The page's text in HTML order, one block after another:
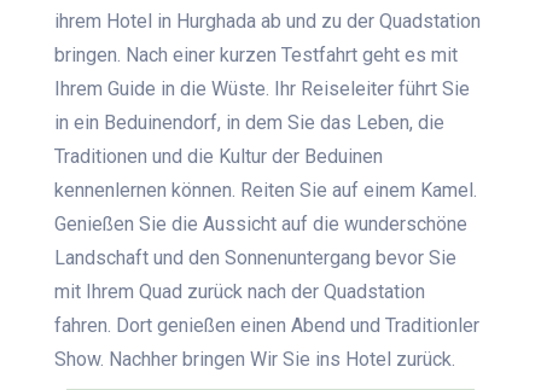
ihrem Hotel in Hurghada ab und zu der Quadstation
bringen. Nach einer kurzen Testfahrt geht es mit
Ihrem Guide in die Wüste. Ihr Reiseleiter führt Sie
in ein Beduinendorf, in dem Sie das Leben, die
Traditionen und die Kultur der Beduinen
kennenlernen können. Reiten Sie auf einem Kamel.
Genießen Sie die Aussicht auf die wunderschöne
Landschaft und den Sonnenuntergang bevor Sie
mit Ihrem Quad zurück nach der Quadstation
fahren. Dort genießen einen Abend und Traditionler
Show. Nachher bringen Wir Sie ins Hotel zurück.